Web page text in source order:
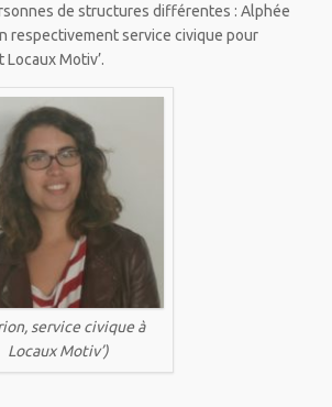
de structures différentes : Alphée
respectivement service civique pour
Locaux Motiv’.
service civique à
Locaux Motiv’)